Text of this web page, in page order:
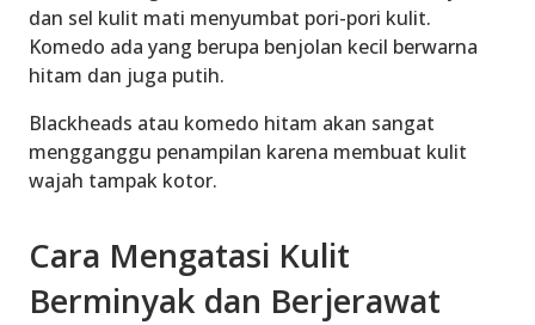
dan sel kulit mati menyumbat pori-pori kulit.
Komedo ada yang berupa benjolan kecil berwarna
hitam dan juga putih.
Blackheads atau komedo hitam akan sangat
mengganggu penampilan karena membuat kulit
wajah tampak kotor.
Cara Mengatasi Kulit
Berminyak dan Berjerawat